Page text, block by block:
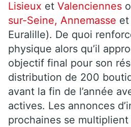
Lisieux et Valenciennes
sur-Seine, Annemasse et
Euralille). De quoi
physique alors qu’il
objectif final pour son
distribution de 200
avant la fin de l’année
actives. Les annonces
prochaines se